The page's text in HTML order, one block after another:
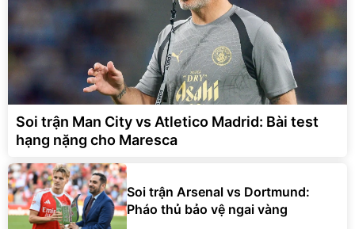
Soi trận Man City vs Atletico Madrid: Bài test
hạng nặng cho Maresca
Soi trận Arsenal vs Dortmund:
Pháo thủ bảo vệ ngai vàng